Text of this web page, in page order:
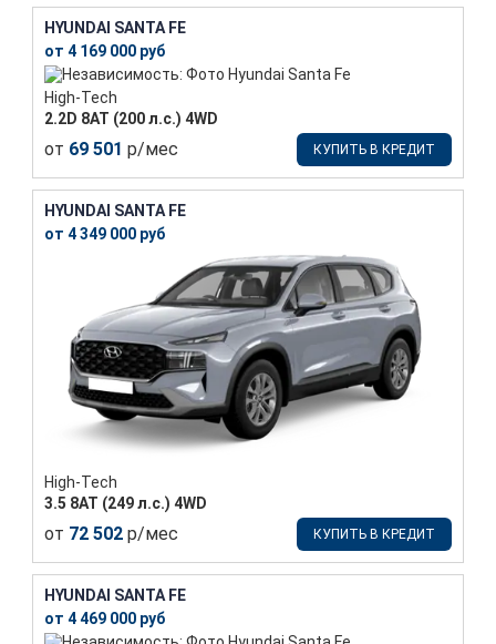
HYUNDAI SANTA FE
от 4 169 000 руб
High-Tech
2.2D 8АТ (200 л.с.) 4WD
от 69 501 р/мес КУПИТЬ В КРЕДИТ
HYUNDAI SANTA FE
от 4 349 000 руб
High-Tech
3.5 8AT (249 л.с.) 4WD
от 72 502 р/мес КУПИТЬ В КРЕДИТ
HYUNDAI SANTA FE
от 4 469 000 руб